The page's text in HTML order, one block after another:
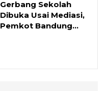
Gerbang Sekolah
Dibuka Usai Mediasi,
Pemkot Bandung…